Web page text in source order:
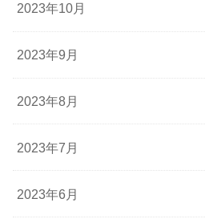
2023年10月
2023年9月
2023年8月
2023年7月
2023年6月